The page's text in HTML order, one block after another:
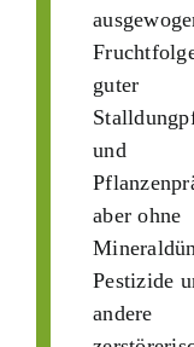
guter
und
aber ohne
Pestizide
andere